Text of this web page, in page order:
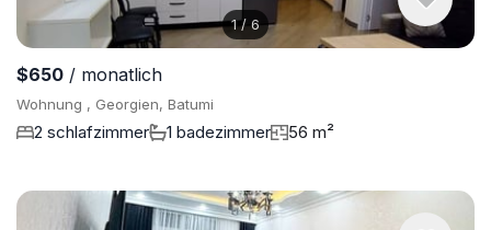
1/6
$650 / monatlich
Wohnung , Georgien, Batumi
2 schlafzimmer 1 badezimmer 56 m²